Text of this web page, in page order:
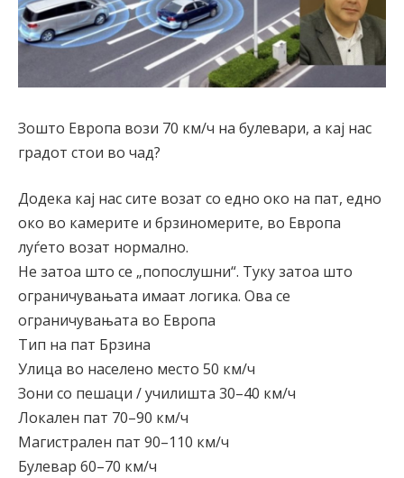
Зошто Европа вози 70 км/ч на булевари, а кај нас
градот стои во чад?
Додека кај нас сите возат со едно око на пат, едно
око во камерите и брзиномерите, во Европа
луѓето возат нормално.
Не затоа што се „попослушни“. Туку затоа што
ограничувањата имаат логика. Ова се
ограничувањата во Европа
Тип на пат Брзина
Улица во населено место 50 км/ч
Зони со пешаци / училишта 30–40 км/ч
Локален пат 70–90 км/ч
Магистрален пат 90–110 км/ч
Булевар 60–70 км/ч